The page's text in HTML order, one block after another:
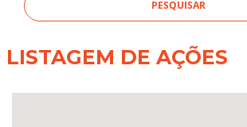
LISTAGEM DE AÇÕES